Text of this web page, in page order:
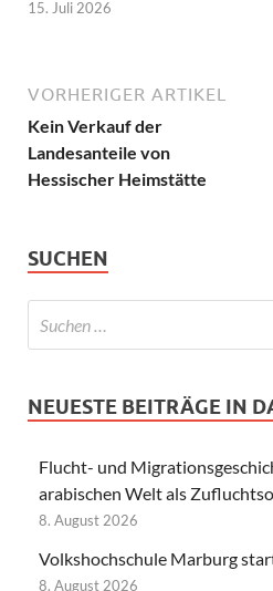
15. Juli 2026
VORHERIGER ARTIKEL
Kein Verkauf der
Landesanteile von
Hessischer Heimstätte
SUCHEN
NEUESTE BEITRÄGE IN
Flucht- und
arabischen Welt als
8. August 2026
Volkshochschule Marburg
8. August 2026